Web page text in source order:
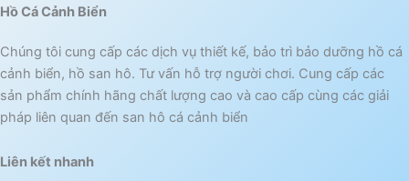
Hồ Cá Cảnh Biển
Chúng tôi cung cấp các dịch vụ thiết kế, bảo trì bảo dưỡng hồ cá
cảnh biển, hồ san hô. Tư vấn hỗ trợ người chơi. Cung cấp các
sản phẩm chính hãng chất lượng cao và cao cấp cùng các giải
pháp liên quan đến san hô cá cảnh biển
Liên kết nhanh